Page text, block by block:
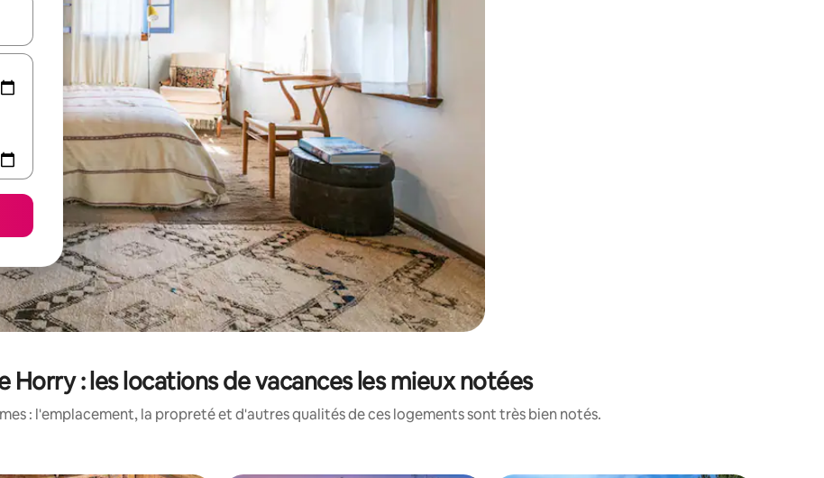
utilisant les flèches vers le haut et vers le bas, ou en appuyant dessus et en les faisant glisser.
Horry : les locations de vacances les mieux notées
: l'emplacement, la propreté et d'autres qualités de ces logements sont très bien notés.